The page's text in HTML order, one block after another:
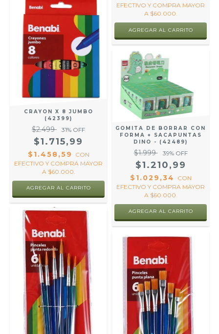
EFECTIVO Y COMPRA MAYOR
A $60.000.
CRAYON X 8 JUMBO
(42399)
$2.499 31% OFF
$1.715,99
$1.458,59
CON
EFECTIVO Y COMPRA MAYOR
A $60.000.
GOMITA DE BORRAR CON
FORMA + SACAPUNTAS
DINO - (42489)
$1.999 39% OFF
$1.210,99
$1.029,34
CON
EFECTIVO Y COMPRA MAYOR
A $60.000.